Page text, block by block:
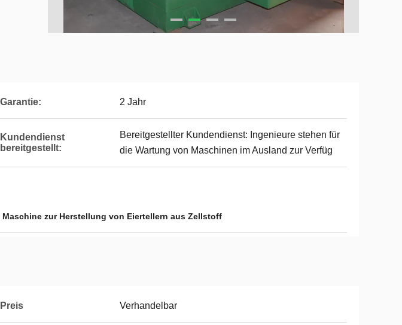
Garantie: 2 Jahr
Kundendienst
bereitgestellt:
Bereitgestellter Kundendienst: Ingenieure stehen für
die Wartung von Maschinen im Ausland zur Verfüg
Maschine zur Herstellung von Eiertellern aus Zellstoff
Preis Verhandelbar